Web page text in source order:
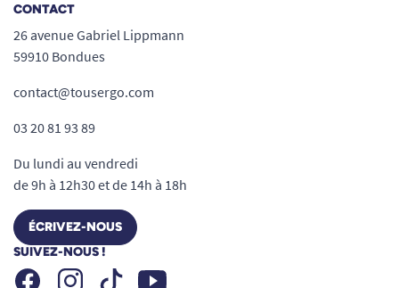
CONTACT
26 avenue Gabriel Lippmann
59910 Bondues
contact@tousergo.com
03 20 81 93 89
Du lundi au vendredi
de 9h à 12h30 et de 14h à 18h
ÉCRIVEZ-NOUS
SUIVEZ-NOUS !
FacebookInstagramTiktok Youtube